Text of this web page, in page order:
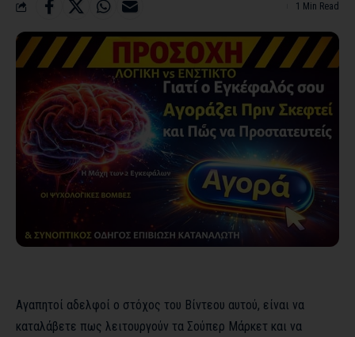
1 Min Read
Αγαπητοί αδελφοί ο στόχος του Βίντεου αυτού, είναι να
καταλάβετε πως λειτουργούν τα Σούπερ Μάρκετ και να